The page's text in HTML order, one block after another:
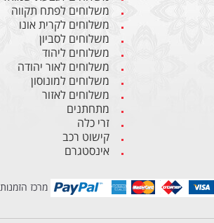
משלוחים לפתח תקווה
משלוחים לקרית אונו
משלוחים לסביון
משלוחים ליהוד
משלוחים לאור יהודה
משלוחים למונוסון
משלוחים לאזור
מתחתנים
זרי כלה
קישוט רכב
אינסטגרם
מרכז הזמנות